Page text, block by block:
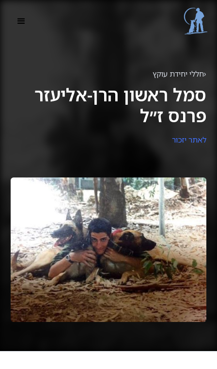
‹חללי יחידת עוקץ
סמל ראשון הרן-אליעזר
פרנס ז״ל
לאתר יזכור